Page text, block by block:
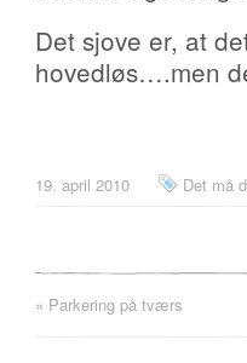
Det sjove er, at
hovedløs….men
19. april 2010 Det må
« Parkering på tværs